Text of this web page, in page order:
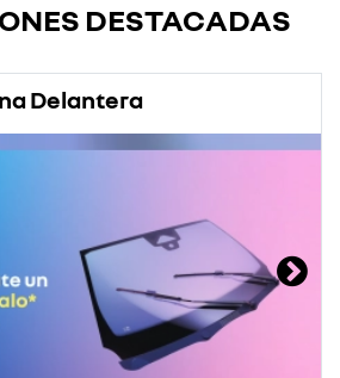
DESTACADAS
Delantera